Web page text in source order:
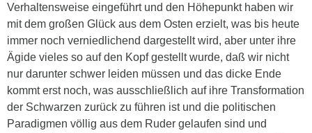
Verhaltensweise eingeführt und den Höhepunkt haben wir
mit dem großen Glück aus dem Osten erzielt, was bis heute
immer noch verniedlichend dargestellt wird, aber unter ihre
Ägide vieles so auf den Kopf gestellt wurde, daß wir nicht
nur darunter schwer leiden müssen und das dicke Ende
kommt erst noch, was ausschließlich auf ihre Transformation
der Schwarzen zurück zu führen ist und die politischen
Paradigmen völlig aus dem Ruder gelaufen sind und